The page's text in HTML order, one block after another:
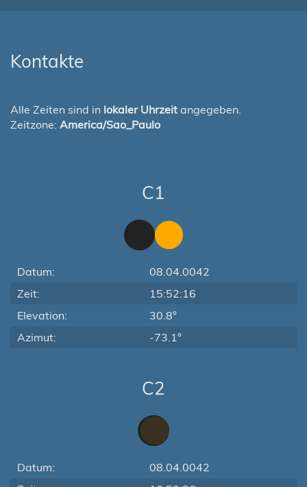
Kontakte
Alle Zeiten sind in lokaler Uhrzeit angegeben.
Zeitzone: America/Sao_Paulo
C1
Datum:
08.04.0042
Zeit:
15:52:16
Elevation:
30.8°
Azimut:
-73.1°
C2
Datum:
08.04.0042